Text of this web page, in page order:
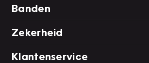
Banden
Zekerheid
Klantenservice